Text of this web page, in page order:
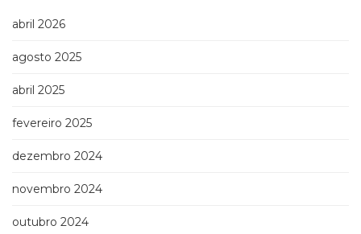
Saúde
Sem
(0)
(22)
africanos
Terapia
Ocupacional
abril 2026
agosto 2025
abril 2025
fevereiro 2025
dezembro 2024
novembro 2024
outubro 2024